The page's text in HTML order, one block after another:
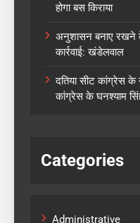
होगा बस किराया
अनुशासन बनाए रखने के
कार्रवाई: खंडेलवाल
दतिया सीट कांग्रेस
कांग्रेस के घनश्याम
Categories
Administrative